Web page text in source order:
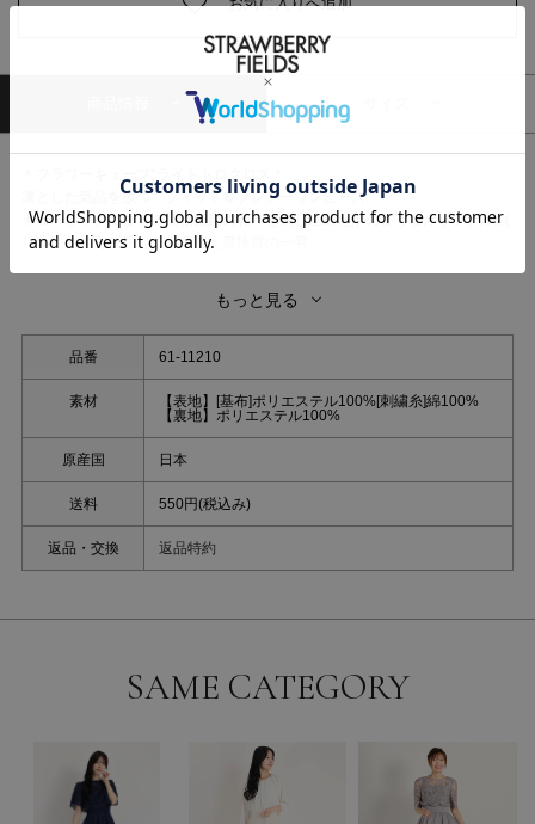
凛とした気品を放つ、フィット＆フレアーワンピース。
キュービックにまるで植物図鑑の花々を閉じ込めたかのようなオリジナル刺
しゅう生地を使用した、着映え度抜群の一着。
上半身はコンパクトに、ウエストから裾にかけては贅沢に生地を使用したフ
レアーラインが、
歩くたびにドラマチックな揺れ感を演出します。
スーツ地のようなマニッシュな清潔感と、驚くほどの軽さを兼ね備えたトロ
クロスを使用。
シワになりにくく、さらりとした肌触りが続くため、長時間の外出やイベン
甘くなりがちな花柄を、キューブ状に配置することでモダンな印象に昇華。
ちます。
高めのウエスト切り替えにより、脚長効果を最大限に発揮。
パネルラインで体に沿わせたフィット感と、分量感のあるスカートのコント
※照明の関係により、実際よりも色味が違って見える場合、
また、パソコンやスマートフォンなどの環境により、若干製品と画像のカラ
※同じカラー名でも商品により色が異なりますので、予めご了承ください。
もっと見る
品番 61-11210
素材
【表地】[基布]ポリエステル100%[刺繍糸]綿100%
【裏地】ポリエステル100%
原産国 日本
送料 550円(税込み)
返品・交換 返品特約
SAME CATEGORY